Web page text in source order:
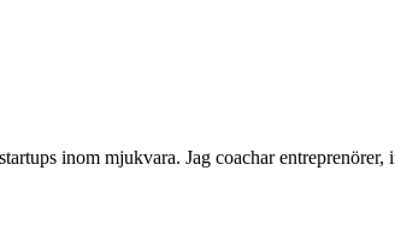
inom mjukvara. Jag coachar entreprenörer,